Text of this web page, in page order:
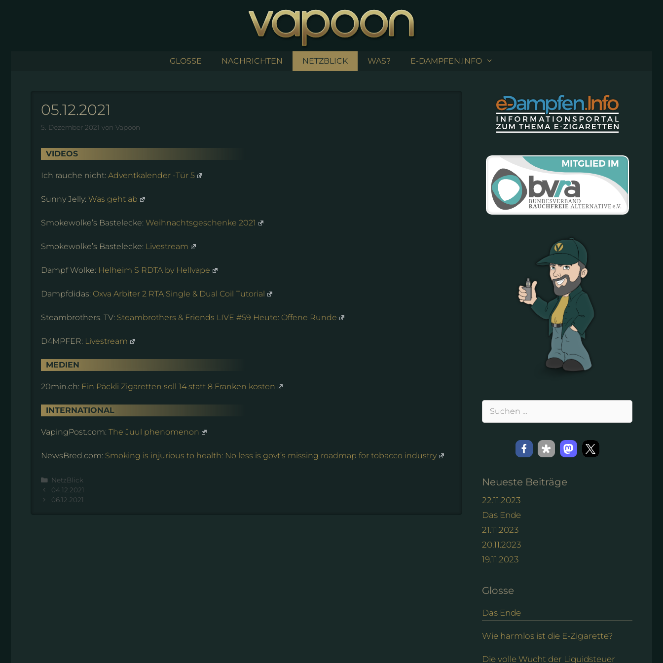
GLOSSE NACHRICHTEN NETZBLICK WAS? E-DAMPFEN.INFO
05.12.2021
5. Dezember 2021 von Vapoon
VIDEOS
Ich rauche nicht: Adventkalender -Tür 5
Sunny Jelly: Was geht ab
Smokewolke’s Bastelecke: Weihnachtsgeschenke 2021
Smokewolke’s Bastelecke: Livestream
Dampf Wolke: Helheim S RDTA by Hellvape
Dampfdidas: Oxva Arbiter 2 RTA Single & Dual Coil Tutorial
Steambrothers. TV: Steambrothers & Friends LIVE #59 Heute: Offene Runde
D4MPFER: Livestream
MEDIEN
20min.ch: Ein Päckli Zigaretten soll 14 statt 8 Franken kosten
INTERNATIONAL
VapingPost.com: The Juul phenomenon
NewsBred.com: Smoking is injurious to health: No less is govt’s missing roadmap for tobacco industry
Kategorien
NetzBlick
04.12.2021
06.12.2021
Suchen
Neueste Beiträge
22.11.2023
Das Ende
21.11.2023
20.11.2023
19.11.2023
Glosse
Das Ende
Wie harmlos ist die E-Zigarette?
Die volle Wucht der Liquidsteuer